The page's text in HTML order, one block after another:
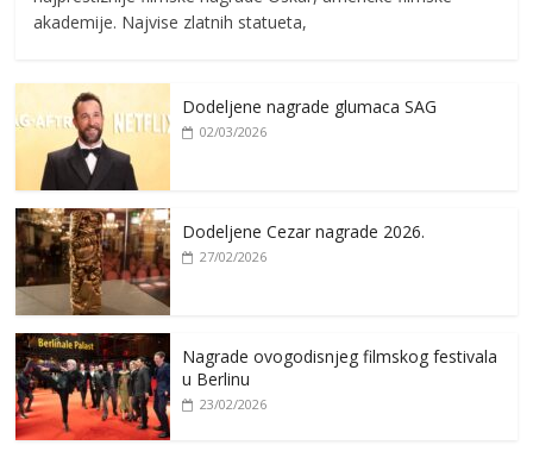
akademije. Najvise zlatnih statueta,
Dodeljene nagrade glumaca SAG
02/03/2026
Dodeljene Cezar nagrade 2026.
27/02/2026
Nagrade ovogodisnjeg filmskog festivala
u Berlinu
23/02/2026